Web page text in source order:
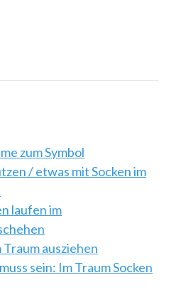
zum Symbol
/ etwas mit Socken im
laufen im
Traum ausziehen
sein: Im Traum Socken